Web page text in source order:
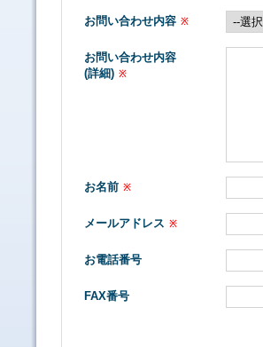
お問い合わせ内容 ※
お問い合わせ内容
(詳細) ※
お名前 ※
メールアドレス ※
お電話番号
FAX番号